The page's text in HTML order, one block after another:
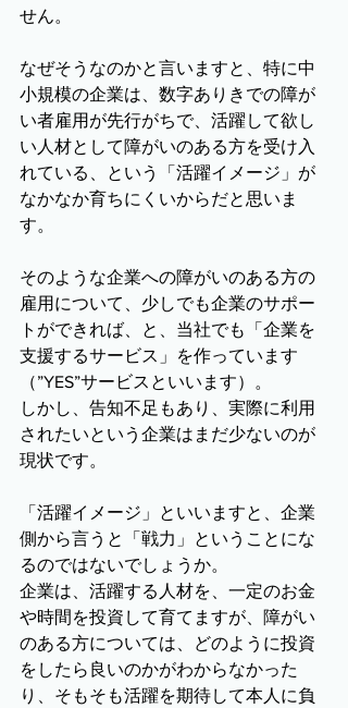
せん。
なぜそうなのかと言いますと、特に中
小規模の企業は、数字ありきでの障が
い者雇用が先行がちで、活躍して欲し
い人材として障がいのある方を受け入
れている、という「活躍イメージ」が
なかなか育ちにくいからだと思いま
す。
そのような企業への障がいのある方の
雇用について、少しでも企業のサポー
トができれば、と、当社でも「企業を
支援するサービス」を作っています
（”YES”サービスといいます）。
しかし、告知不足もあり、実際に利用
されたいという企業はまだ少ないのが
現状です。
「活躍イメージ」といいますと、企業
側から言うと「戦力」ということにな
るのではないでしょうか。
企業は、活躍する人材を、一定のお金
や時間を投資して育てますが、障がい
のある方については、どのように投資
をしたら良いのかがわからなかった
り、そもそも活躍を期待して本人に負